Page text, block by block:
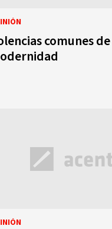
comunes